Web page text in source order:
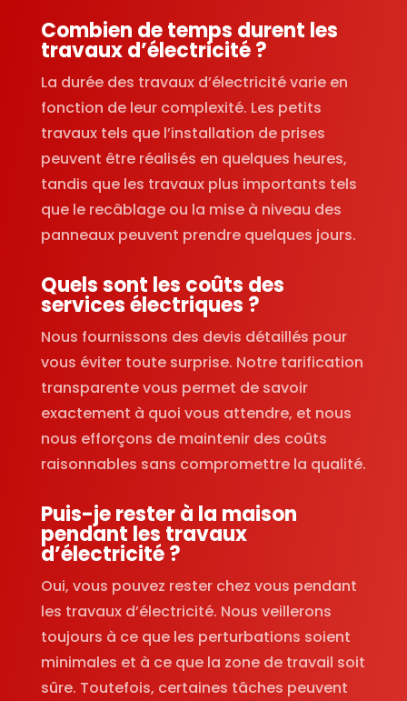
Combien de temps durent les
travaux d’électricité ?
La durée des travaux d’électricité varie en
fonction de leur complexité. Les petits
travaux tels que l’installation de prises
peuvent être réalisés en quelques heures,
tandis que les travaux plus importants tels
que le recâblage ou la mise à niveau des
panneaux peuvent prendre quelques jours.
Quels sont les coûts des
services électriques ?
Nous fournissons des devis détaillés pour
vous éviter toute surprise. Notre tarification
transparente vous permet de savoir
exactement à quoi vous attendre, et nous
nous efforçons de maintenir des coûts
raisonnables sans compromettre la qualité.
Puis-je rester à la maison
pendant les travaux
d’électricité ?
Oui, vous pouvez rester chez vous pendant
les travaux d’électricité. Nous veillerons
toujours à ce que les perturbations soient
minimales et à ce que la zone de travail soit
sûre. Toutefois, certaines tâches peuvent